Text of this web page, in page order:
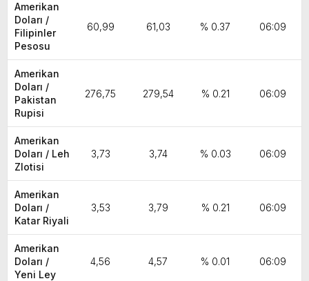
Amerikan
Doları /
Filipinler
Pesosu
60,99 61,03 % 0.37 06:09
Amerikan
Doları /
Pakistan
Rupisi
276,75 279,54 % 0.21 06:09
Amerikan
Doları / Leh
Zlotisi
3,73 3,74 % 0.03 06:09
Amerikan
Doları /
Katar Riyali
3,53 3,79 % 0.21 06:09
Amerikan
Doları /
Yeni Ley
4,56 4,57 % 0.01 06:09